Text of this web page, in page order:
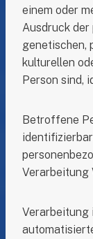
einem oder
Ausdruck der
genetischen,
kulturellen
Person sind,
Betroffene
Verarbeitung
Verarbeitung